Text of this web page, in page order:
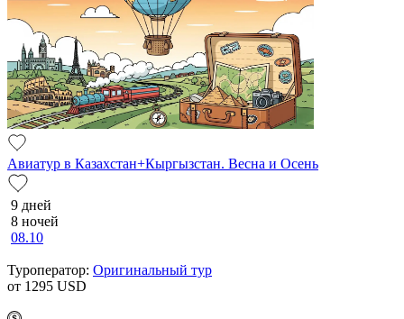
Авиатур в Казахстан+Кыргызстан. Весна и Осень
9 дней
8 ночей
08.10
Туроператор: Оригинальный тур
от 1295 USD